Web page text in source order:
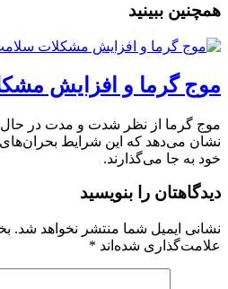
همچنین ببینید
موج گرما و افزایش
موج گرما از نظر شدت و مدت در
نشان می‌دهد که این شرایط بحران‌های
خود به جا می‌گذارند.
دیدگاهتان را بنویسید
نشانی ایمیل شما منتشر نخواهد شد.
علامت‌گذاری شده‌اند *